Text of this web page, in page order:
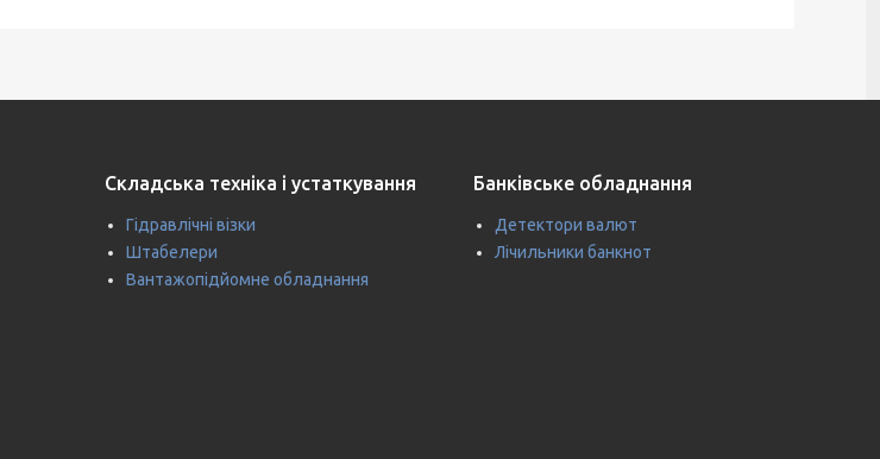
Складська техніка і устаткування
Гідравлічні візки
Штабелери
Вантажопідйомне обладнання
Банківське обладнання
Детектори валют
Лічильники банкнот